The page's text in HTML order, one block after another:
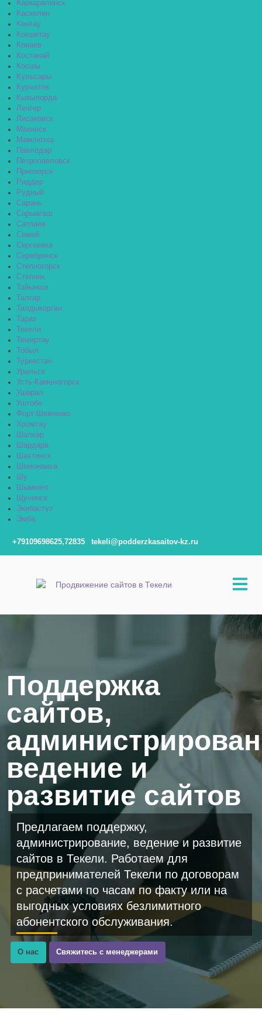
Каркаралинск
Каскелен
Кентау
Кокшетау
Конаев
Костанай
Косшы
Кульсары
Курчатов
Кызылорда
Ленгер
Лисаковск
Макинск
Мамлютка
Павлодар
Петропавловск
Приозерск
Риддер
Рудный
Сарань
Сарыагаш
Сатпаев
Семей
Сергеевка
Серебрянск
Степногорск
Степняк
Тайынша
Талгар
Талдыкорган
Тараз
Текели
Темиртау
Тобыл
Туркестан
Уральск
Усть-Каменогорск
Ушарал
Уштобе
Форт-Шевченко
Хромтау
Шалкар
Шардара
Шахтинск
Шемонаиха
Шу
Шымкент
Щучинск
Экибастуз
Эмба
+79109698625,72835 tekeli@podderzkasaitov-kz.ru
Поддержка
сайтов,
ведение и
развитие сайтов
Предлагаем поддержку,
администрирование, ведение и развитие
сайтов в Текели. Работаем для
предпринимателей Текели по договорам
с расчетами по часам по факту или на
выгодных условиях безлимитного
абонентского обслуживания.
О нас Свяжитесь с менеджерами